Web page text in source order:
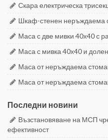
Скара електрическа
Шкаф-стенен неръждаема
Маса с две мивки 40х40 с
Маса с мивка 40х40 и
Маса от неръждаема
Маса от неръждаема
Последни новини
Възстановяване на МСП
ефективност